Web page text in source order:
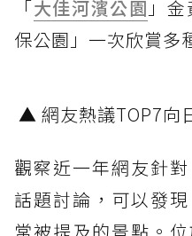
「大佳河濱公園 」
保公園」一次欣賞多
▲ 網友熱議TOP7向
觀察近一年網友針
話題討論，可以發